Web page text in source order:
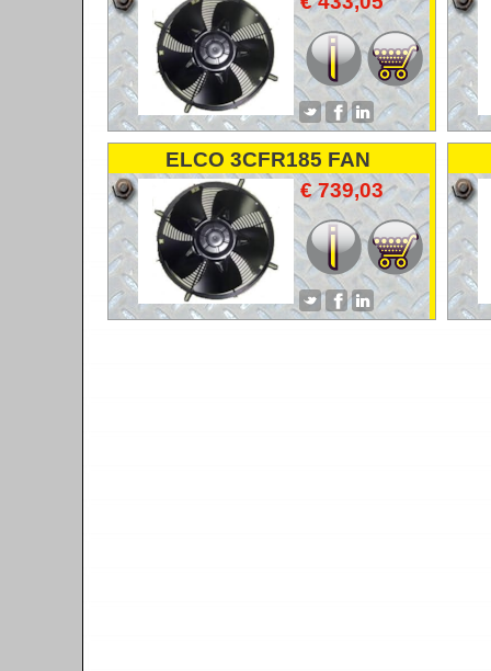
ELCO 3CFR185 FAN
VENTILATOR LUFTER
€ 739,03